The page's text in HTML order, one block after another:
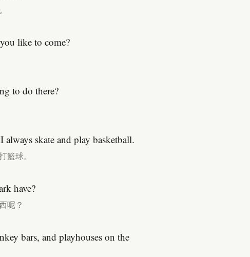
like to come?
to do there?
skate and play basketball.
球。
have?
呢？
bars, and playhouses on the